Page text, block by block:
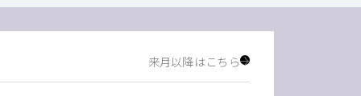
来月以降はこちら